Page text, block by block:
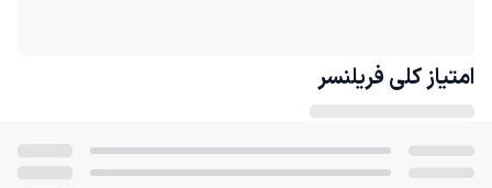
امتیاز کلی فریلنسر